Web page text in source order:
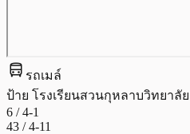
directions_bus รถเมล์
ป้าย โรงเรียนสวนกุหลาบวิทยาลัย
6 / 4-1
43 / 4-11